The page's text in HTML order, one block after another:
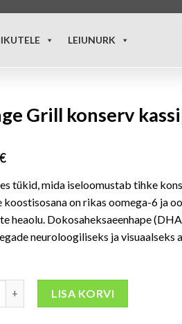
LEIUNURK
Grill konserv
€
tükid, mida iseloomustab tihke
koostisosana on rikas oomega-6 ja
heaolu. Dokosaheksaeenhape
neuroloogiliseks ja visuaalseks
LISA KORVI